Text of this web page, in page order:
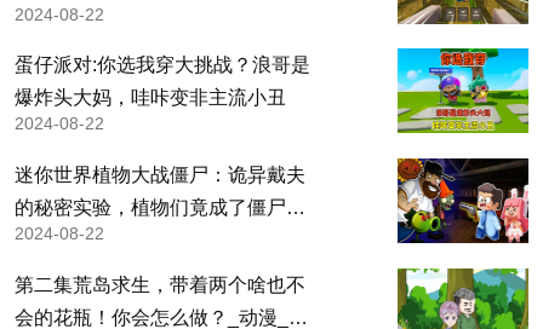
2024-08-22
蛋仔派对:你选我穿大挑战？浪哥是
爆炸头大妈，哇咔变非主流小丑
2024-08-22
迷你世界植物大战僵尸：诡异戴夫
的秘密实验，植物们竟成了僵尸助
手？
2024-08-22
第二集荒岛求生，带着两个啥也不
会的花瓶！你会怎么做？_动漫_高